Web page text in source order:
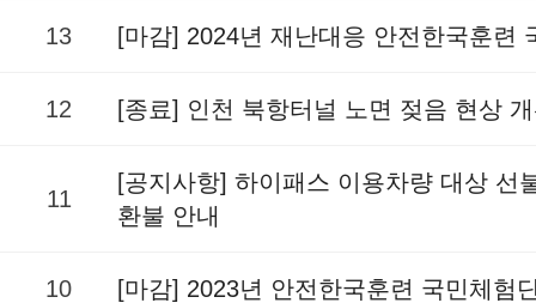
13 [마감] 2024년 재난대응 안전한국훈련
12 [종료] 인천 북항터널 노면 젖음 현상
11
[공지사항] 하이패스 이용차량 대상 선
환불 안내
10 [마감] 2023년 안전한국훈련 국민체험